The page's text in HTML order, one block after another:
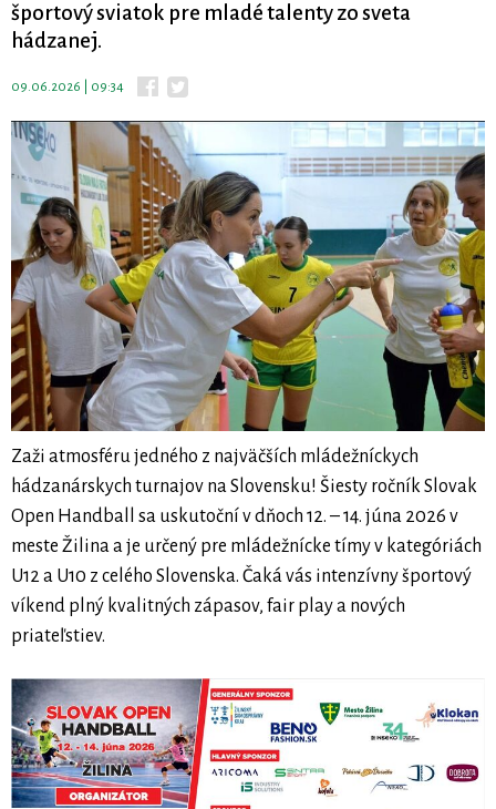
športový sviatok pre mladé talenty zo sveta
hádzanej.
09.06.2026 | 09:34
Zaži atmosféru jedného z najväčších mládežníckych
hádzanárskych turnajov na Slovensku! Šiesty ročník Slovak
Open Handball sa uskutoční v dňoch 12. – 14. júna 2026 v
meste Žilina a je určený pre mládežnícke tímy v kategóriách
U12 a U10 z celého Slovenska. Čaká vás intenzívny športový
víkend plný kvalitných zápasov, fair play a nových
priateľstiev.